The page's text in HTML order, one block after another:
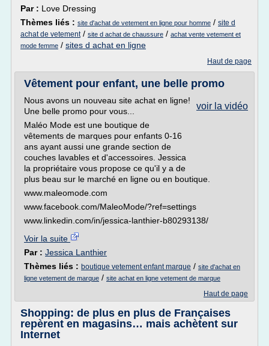
Par : Love Dressing
Thèmes liés : site d'achat de vetement en ligne pour homme / site d
achat de vetement/ site d achat de chaussure / achat vente vetement et
mode femme / sites d achat en ligne
Haut de page
Vêtement pour enfant, une belle promo
voir la vidéo
Nous avons un nouveau site achat en ligne!
Une belle promo pour vous...
Maléo Mode est une boutique de
vêtements de marques pour enfants 0-16
ans ayant aussi une grande section de
couches lavables et d'accessoires. Jessica
la propriétaire vous propose ce qu'il y a de
plus beau sur le marché en ligne ou en boutique.
www.maleomode.com
www.facebook.com/MaleoMode/?ref=settings
www.linkedin.com/in/jessica-lanthier-b80293138/
Voir la suite
Par : Jessica Lanthier
Thèmes liés : boutique vetement enfant marque / site d'achat en
ligne vetement de marque / site achat en ligne vetement de marque
Haut de page
Shopping: de plus en plus de Françaises
repèrent en magasins… mais achètent sur
Internet